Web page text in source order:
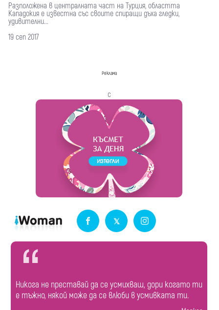
Разположена в централната част на Турция, областта
Кападокия е известна със своите спиращи дъха гледки,
удивителни...
19 сеп 2017
Реклама
с
Никога не преставай да се усмихваш, дори когато ти
е тъжно, някой може да се влюби в усмивката ти.